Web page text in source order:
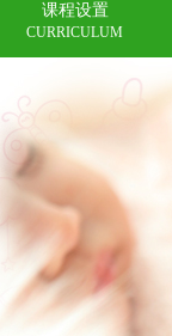
课程设置
CURRICULUM